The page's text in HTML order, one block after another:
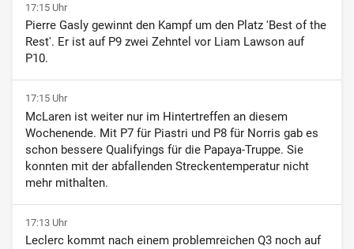
17:15 Uhr
Pierre Gasly gewinnt den Kampf um den Platz 'Best of the
Rest'. Er ist auf P9 zwei Zehntel vor Liam Lawson auf
P10.
17:15 Uhr
McLaren ist weiter nur im Hintertreffen an diesem
Wochenende. Mit P7 für Piastri und P8 für Norris gab es
schon bessere Qualifyings für die Papaya-Truppe. Sie
konnten mit der abfallenden Streckentemperatur nicht
mehr mithalten.
17:13 Uhr
Leclerc kommt nach einem problemreichen Q3 noch auf